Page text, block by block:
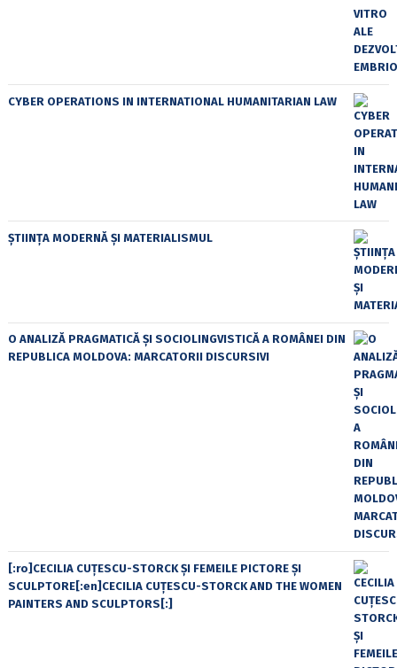
CYBER OPERATIONS IN INTERNATIONAL HUMANITARIAN LAW
ȘTIINȚA MODERNĂ ȘI MATERIALISMUL
O ANALIZĂ PRAGMATICĂ ȘI SOCIOLINGVISTICĂ A ROMÂNEI DIN
REPUBLICA MOLDOVA: MARCATORII DISCURSIVI
[:ro]CECILIA CUŢESCU-STORCK ŞI FEMEILE PICTORE ŞI
SCULPTORE[:en]CECILIA CUŢESCU-STORCK AND THE WOMEN
PAINTERS AND SCULPTORS[:]